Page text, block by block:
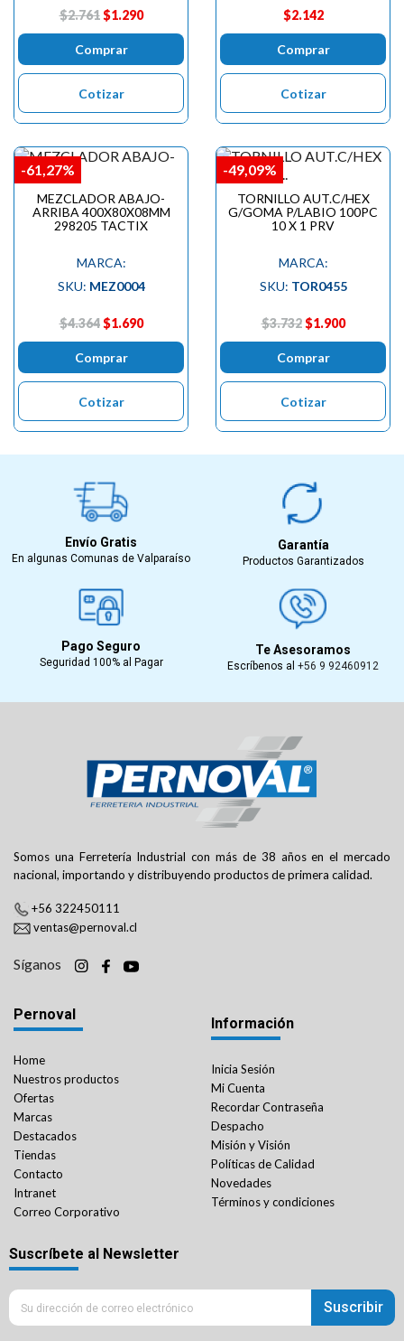
$2.761 $1.290
Comprar
Cotizar
$2.142
Comprar
Cotizar
MEZCLADOR ABAJO-
ARRIBA 400X80X08MM
298205 TACTIX
MARCA:
SKU: MEZ0004
$4.364 $1.690
Comprar
Cotizar
-61,27%
TORNILLO AUT.C/HEX
G/GOMA P/LABIO 100PC
10 X 1 PRV
MARCA:
SKU: TOR0455
$3.732 $1.900
Comprar
Cotizar
-49,09%
Envío Gratis
En algunas Comunas de Valparaíso
Garantía
Productos Garantizados
Pago Seguro
Seguridad 100% al Pagar
Te Asesoramos
Escríbenos al +56 9 92460912
Somos una Ferretería Industrial con más de 38 años en el mercado
nacional, importando y distribuyendo productos de primera calidad.
+56 322450111
ventas@pernoval.cl
Síganos
Pernoval
Home
Nuestros productos
Ofertas
Marcas
Destacados
Tiendas
Contacto
Intranet
Correo Corporativo
Información
Inicia Sesión
Mi Cuenta
Recordar Contraseña
Despacho
Misión y Visión
Políticas de Calidad
Novedades
Términos y condiciones
Suscríbete al Newsletter
Suscribir